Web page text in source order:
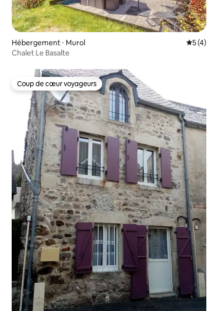
Hébergement ⋅ Murol
5 (4)
Chalet Le Basalte
Coup de cœur voyageurs
Coup de cœur voyageurs